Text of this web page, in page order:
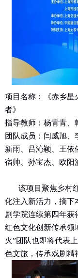
项目名称：《赤乡
者》
指导教师：杨青青、
团队成员：闫威旭、
新雨、吕沁颖、王依
宿帅、孙宝杰、欧阳
该项目聚焦乡村
化注入新活力，摘下
剧学院连续第四年获
红色文化创新传承领
火”团队也即将代表
色文旅，传承戏剧精